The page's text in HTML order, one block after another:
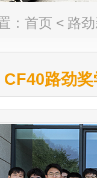
： 首页 < 路
CF40路劲